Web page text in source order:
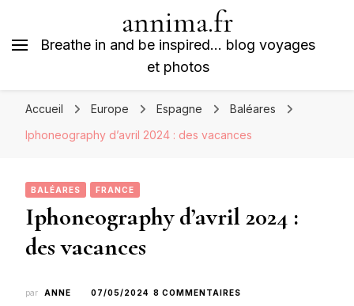
annima.fr
Breathe in and be inspired… blog voyages
et photos
Accueil Europe Espagne
Baléares
Iphoneography d’avril 2024 : des vacances
BALÉARES FRANCE
Iphoneography d’avril 2024 :
des vacances
par ANNE 07/05/2024 8 COMMENTAIRES